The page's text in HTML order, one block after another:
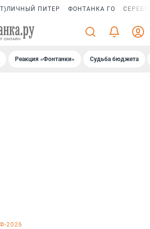
ПИТЕР ФОНТАНКА ГО
Реакция «Фонтанки» Судьба бюджета
2026